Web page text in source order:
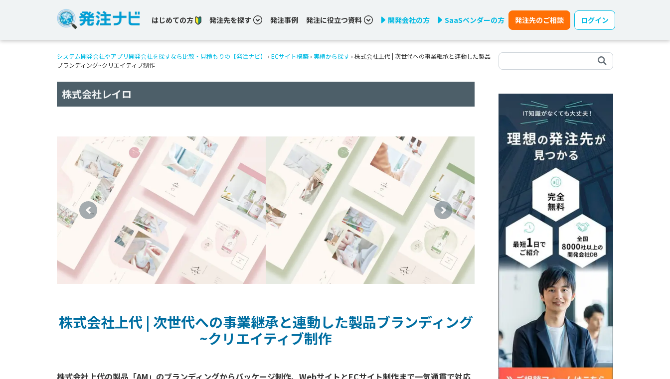
はじめての方 発注先を探す 発注事例 発注に役立つ資料 開発会社の方 SaaSベンダーの方 発注先のご相談 ログイン
システム開発会社やアプリ開発会社を探すなら比較・見積もりの【発注ナビ】 › ECサイト構築 › 実績から探す › 株式会社上代 | 次世代への事業継承と連動した製品
ブランディング~クリエイティブ制作
株式会社レイロ
株式会社上代 | 次世代への事業継承と連動した製品ブランディング
~クリエイティブ制作